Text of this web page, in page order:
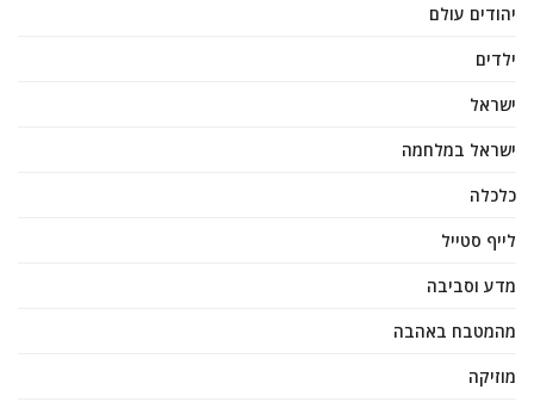
יהודים עולם
ילדים
ישראל
ישראל במלחמה
כלכלה
לייף סטייל
מדע וסביבה
מהמטבח באהבה
מוזיקה